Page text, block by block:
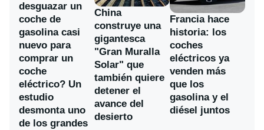
desguazar un
coche de
gasolina casi
nuevo para
comprar un
coche
eléctrico? Un
estudio
desmonta uno
de los grandes
China
construye una
gigantesca
"Gran Muralla
Solar" que
también quiere
detener el
avance del
desierto
Francia hace
historia: los
coches
eléctricos ya
venden más
que los
gasolina y el
diésel juntos